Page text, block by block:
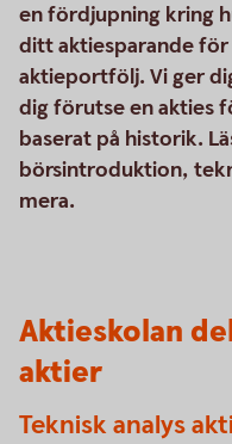
en fördjupning kring
ditt aktiesparande
aktieportfölj. Vi ger
dig förutse en akties
baserat på historik.
börsintroduktion,
mera.
Aktieskolan
aktier
Teknisk analys